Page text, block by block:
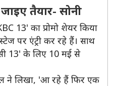
तैयार- सोनी
13' का प्रोमो शेयर किया
पर एंट्री कर रहे हैं। साथ
13' के लिए 10 मई से
ने लिखा, 'आ रहे हैं फिर एक